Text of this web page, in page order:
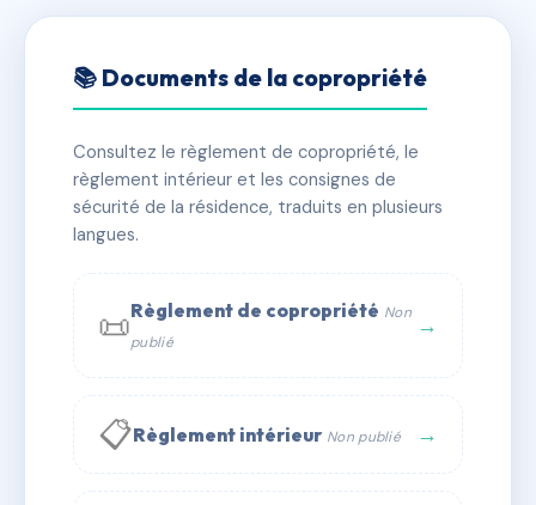
12 etienne dolet
✓ Immatriculée 🏠 27 lots 🏗 1 bâtiment(s)
📞 Contacter Syndic Digital
📚 Documents de la copropriété
Consultez le règlement de copropriété, le
règlement intérieur et les consignes de
sécurité de la résidence, traduits en plusieurs
langues.
📜Règlement de copropriété Non
publié
→
📋Règlement intérieur Non publié →